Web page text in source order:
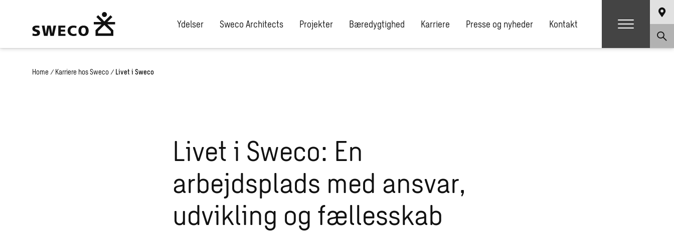
Ydelser Sweco Architects Projekter Bæredygtighed Karriere Presse og nyheder Kontakt
Home / Karriere hos Sweco / Livet i Sweco
Livet i Sweco: En
arbejdsplads med ansvar,
udvikling og fællesskab